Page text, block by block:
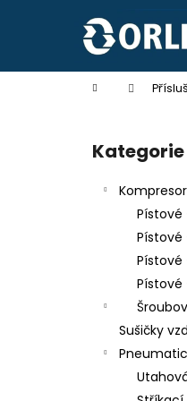
Domů
Přeskočit
kategorie
Kategorie
Pístové
Pístové
Pístové
Pístové
Sušičky
í
Zpět
do
Zpět
do
KOMPRESOR
49 990 Kč